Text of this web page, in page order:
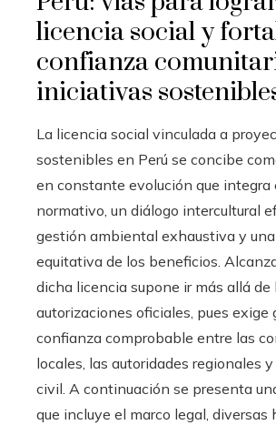
licencia social y
confianza
iniciativas
La licencia social vinculada a
sostenibles en Perú se concibe
en constante evolución que integra
normativo, un diálogo intercultural
gestión ambiental exhaustiva y
equitativa de los beneficios.
dicha licencia supone ir más allá de
autorizaciones oficiales, pues exige
confianza comprobable entre las
locales, las autoridades regionales
civil. A continuación se presenta
que incluye el marco legal, diversas